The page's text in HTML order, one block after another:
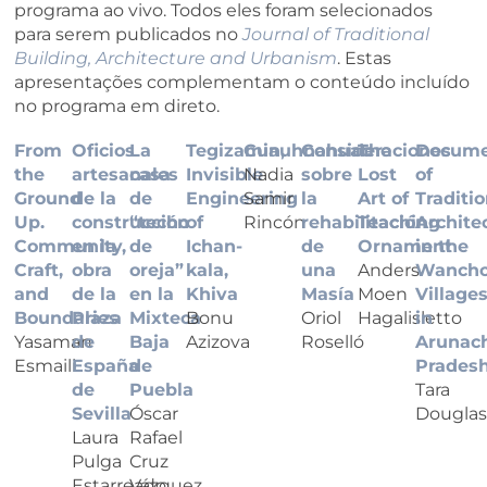
programa ao vivo. Todos eles foram selecionados
para serem publicados noJournal of Traditional
Building, Architecture and Urbanism. Estas
apresentações complementam o conteúdo incluído
no programa em direto.
From
the
Ground
Up.
Community,
Craft,
and
Boundaries
Yasaman
Esmaili
Oficios
artesanales
de la
construcción
en la
obra
de la
Plaza
de
España
de
Sevilla
Laura
Pulga
La
casa
de
“techo
de
oreja”
en la
Mixteca
Baja
de
Puebla
Óscar
Rafael
Cruz
Tegizamin,
Invisible
Engineering
of
Ichan-
kala,
Khiva
Bonu
Azizova
Cuauhnahuac
Nadia
Samir
Rincón
Consideraciones
sobre
la
rehabilitación
de
una
Masía
Oriol
Roselló
The
Lost
Art of
Teaching
Ornament
Anders
Moen
Hagalisletto
of
in the
Villages
in
Tara
Douglas